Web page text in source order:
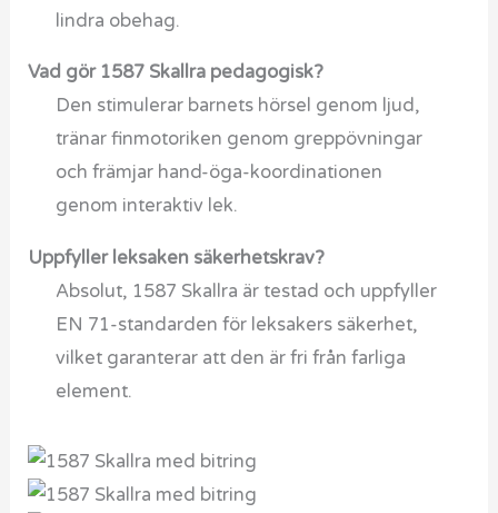
lindra obehag.
Vad gör 1587 Skallra pedagogisk?
Den stimulerar barnets hörsel genom ljud,
tränar finmotoriken genom greppövningar
och främjar hand-öga-koordinationen
genom interaktiv lek.
Uppfyller leksaken säkerhetskrav?
Absolut, 1587 Skallra är testad och uppfyller
EN 71-standarden för leksakers säkerhet,
vilket garanterar att den är fri från farliga
element.